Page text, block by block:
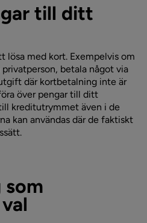
till ditt
lösa med kort. Exempelvis om
betala något via
där kortbetalning inte är
över pengar till ditt
kreditutrymmet även i de
kan användas där de faktiskt
som